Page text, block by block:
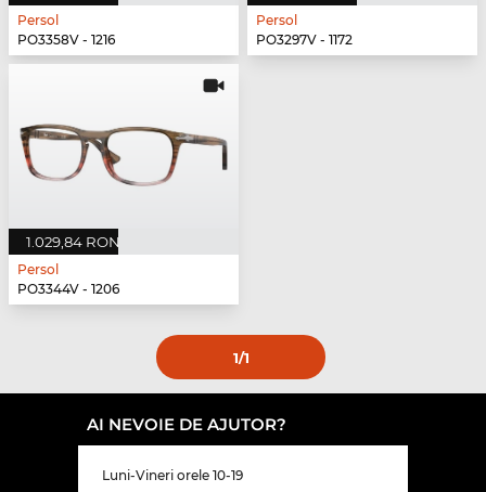
Persol
PO3358V - 1216
Persol
PO3297V - 1172
1.029,84 RON
Persol
PO3344V - 1206
1/1
AI NEVOIE DE AJUTOR?
Luni-Vineri orele 10-19